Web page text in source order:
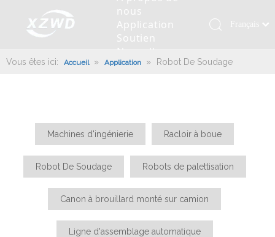
nous
Capacité de production
Équipements de test
Contrôle de qualité
Application
Machine de remplissage
Robot De Soudage
Canon à brouillard monté sur camion
Ligne d'assemblage automatique
Robots de palettisation
Soutien
Section de roulement
Fabrication
Télécharger
Nouvelles
Culture d'entreprise
Nouvelles de l'industrie
Contactez
Français
românesc
Deutsch
Vous êtes ici: Accueil » Application » Robot De Soudage
Machines d'ingénierie Racloir à boue
Robot De Soudage Robots de palettisation
Canon à brouillard monté sur camion
Ligne d'assemblage automatique